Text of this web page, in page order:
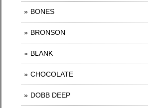
BONES
BRONSON
BLANK
CHOCOLATE
DOBB DEEP